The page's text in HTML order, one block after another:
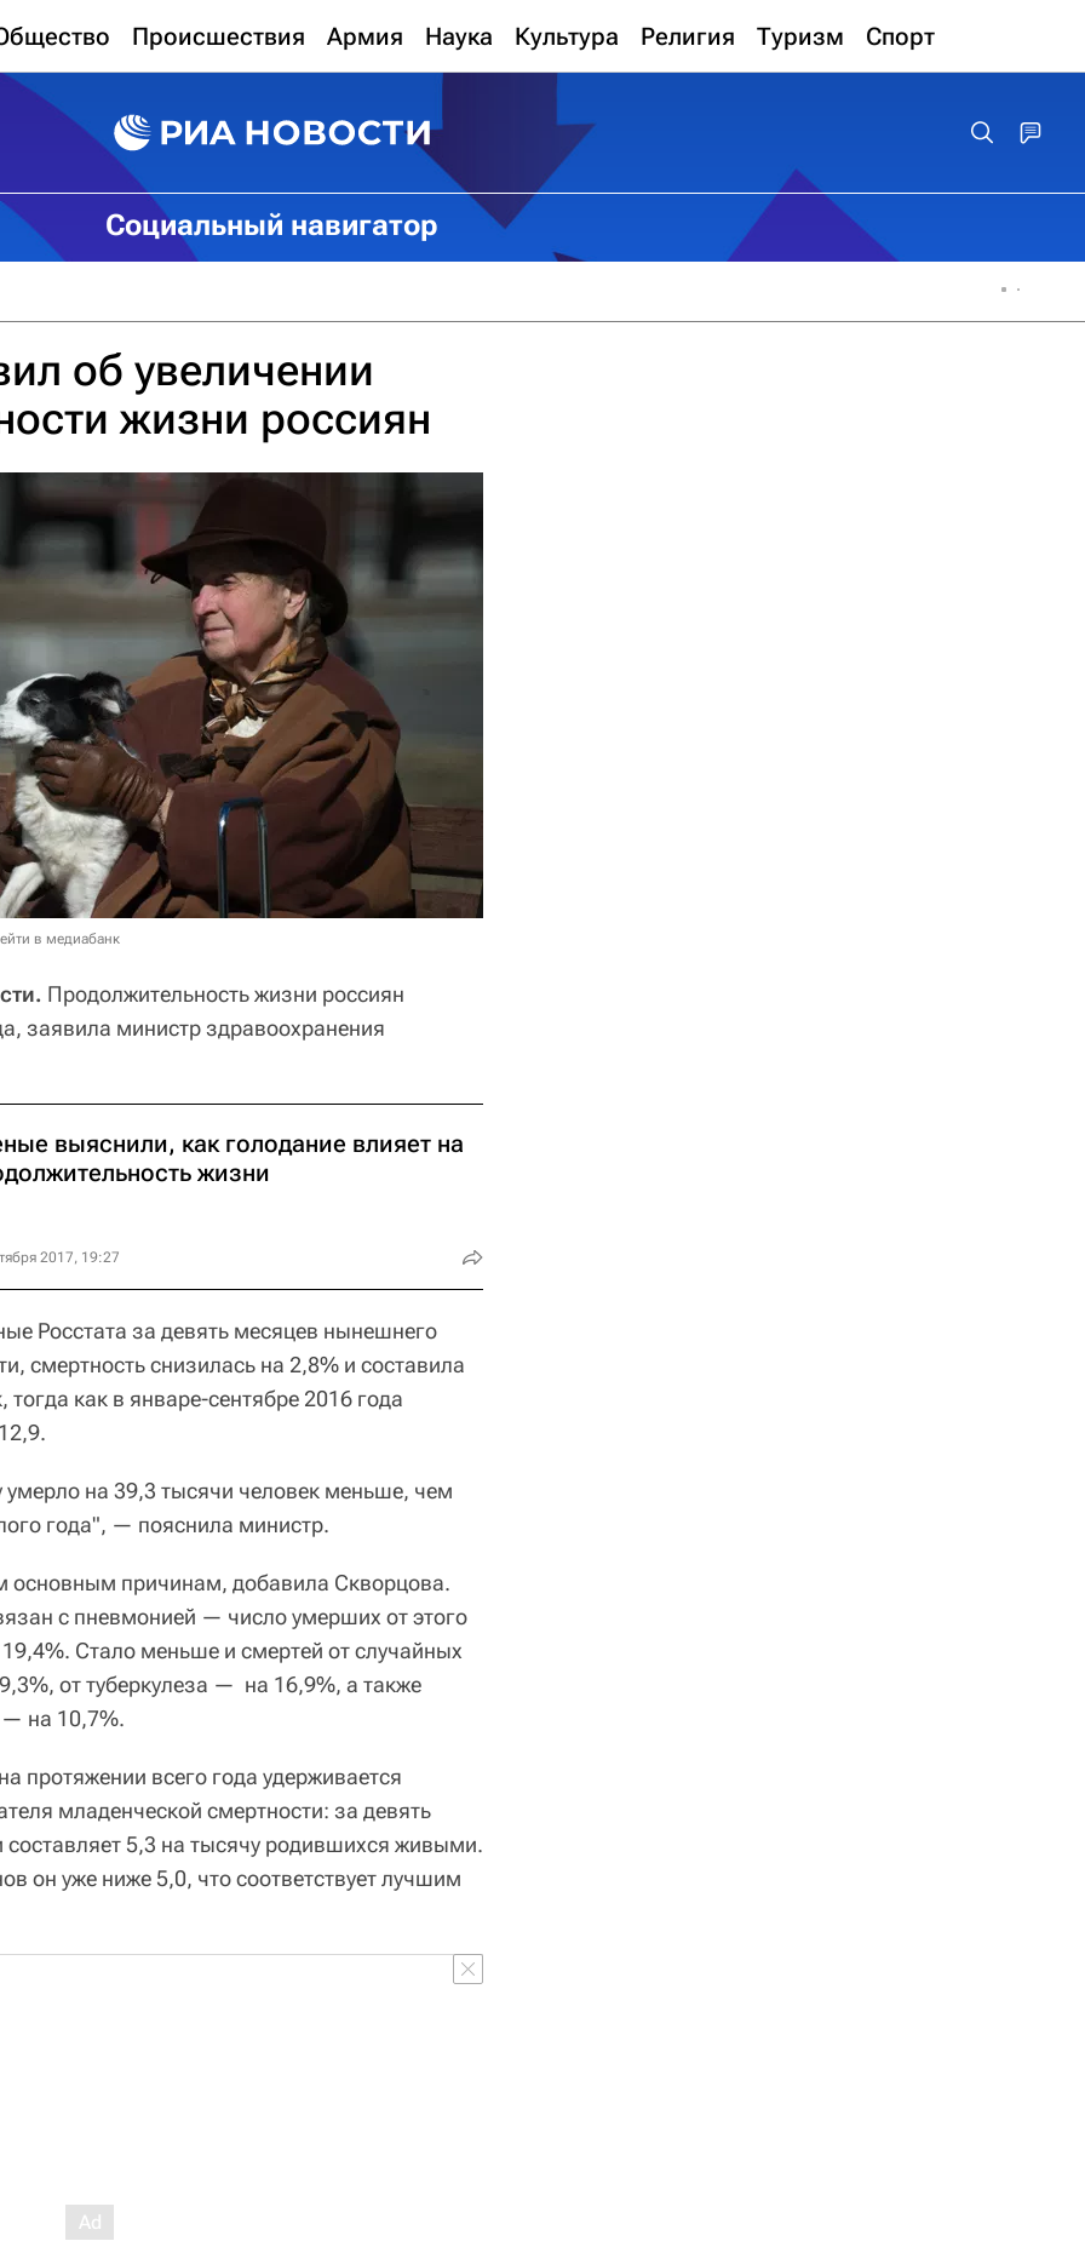
Происшествия Армия Наука Культура Религия Туризм Спорт
Социальный навигатор
об увеличении
жизни россиян
в медиабанк
Продолжительность жизни россиян
заявила министр здравоохранения
выяснили, как голодание влияет на
жизни
2017, 19:27
Росстата за девять месяцев нынешнего
смертность снизилась на 2,8% и составила
тогда как в январе-сентябре 2016 года
умерло на 39,3 тысячи человек меньше, чем
года", — пояснила министр.
основным причинам, добавила Скворцова.
с пневмонией — число умерших от этого
Стало меньше и смертей от случайных
от туберкулеза — на 16,9%, а также
— на 10,7%.
протяжении всего года удерживается
младенческой смертности: за девять
составляет 5,3 на тысячу родившихся живыми.
он уже ниже 5,0, что соответствует лучшим